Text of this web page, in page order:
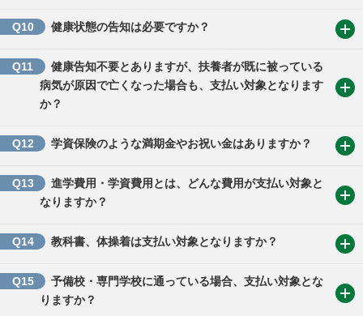
Q10 健康状態の告知は必要ですか？
Q11
健康告知不要とありますが、扶養者が既に被っている
病気が原因で亡くなった場合も、支払い対象となります
か？
Q12 学資保険のような満期金やお祝い金はありますか？
Q13
進学費用・学資費用とは、どんな費用が支払い対象と
なりますか？
Q14 教科書、体操着は支払い対象となりますか？
Q15
予備校・専門学校に通っている場合、支払い対象とな
りますか？